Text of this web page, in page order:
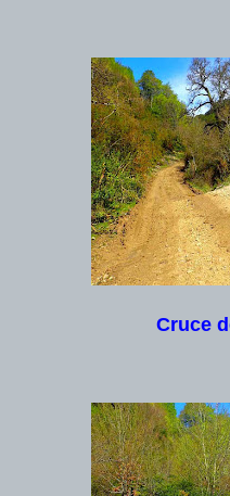
Cruce